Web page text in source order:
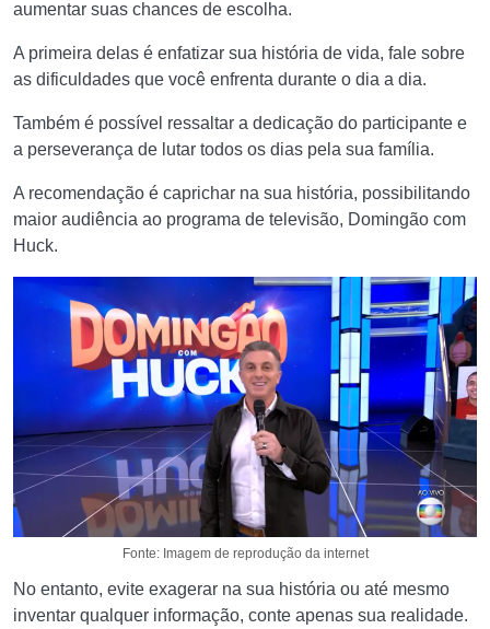
aumentar suas chances de escolha.
A primeira delas é enfatizar sua história de vida, fale sobre
as dificuldades que você enfrenta durante o dia a dia.
Também é possível ressaltar a dedicação do participante e
a perseverança de lutar todos os dias pela sua família.
A recomendação é caprichar na sua história, possibilitando
maior audiência ao programa de televisão, Domingão com
Huck.
Fonte: Imagem de reprodução da internet
No entanto, evite exagerar na sua história ou até mesmo
inventar qualquer informação, conte apenas sua realidade.